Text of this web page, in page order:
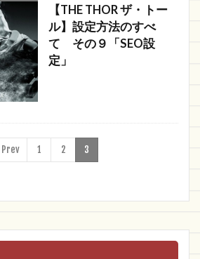
【THE THOR ザ・トー
ル】設定方法のすべ
て その９「SEO設
定」
Prev 1 2 3